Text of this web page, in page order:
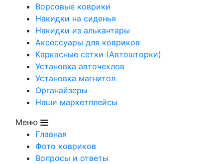
Ворсовые коврики
Накидки на сиденья
Накидки из алькантары
Аксессуары для ковриков
Каркасные сетки (Автошторки)
Установка авточехлов
Установка магнитол
Органайзеры
Наши маркетплейсы
Меню
Главная
Фото ковриков
Вопросы и ответы